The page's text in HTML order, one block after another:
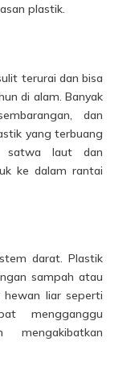
plastik.
terurai dan bisa
di alam. Banyak
dan
yang terbuang
satwa laut dan
ke dalam rantai
darat. Plastik
sampah atau
liar seperti
mengganggu
mengakibatkan